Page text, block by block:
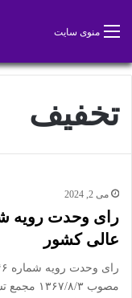
منوی سایت
تخفیف
می 2, 2024
عالی کشور
مصوب